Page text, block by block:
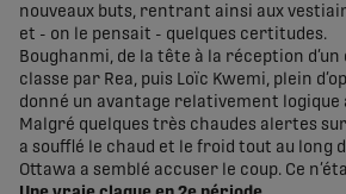
nouveaux buts, rentrant ainsi aux
et - on le pensait - quelques certitudes.
Boughanmi, de la tête à la réception
classe par Rea, puis Loïc Kwemi, plein
donné un avantage relativement logique
Malgré quelques très chaudes alertes
a soufflé le chaud et le froid tout au long
Ottawa a semblé accuser le coup. Ce